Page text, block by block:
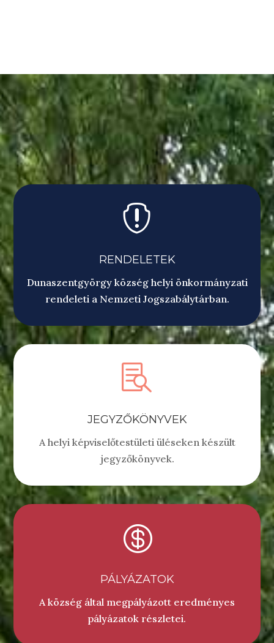

RENDELETEK
Dunaszentgyörgy község helyi önkormányzati
rendeleti a Nemzeti Jogszabálytárban.

JEGYZŐKÖNYVEK
A helyi képviselőtestületi üléseken készült
jegyzőkönyvek.

PÁLYÁZATOK
A község által megpályázott eredményes
pályázatok részletei.